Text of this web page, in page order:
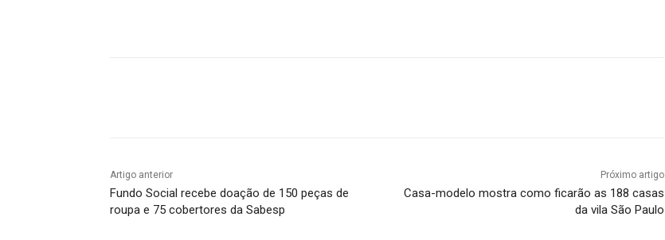
Artigo anterior
Fundo Social recebe doação de 150 peças de
roupa e 75 cobertores da Sabesp
Próximo artigo
Casa-modelo mostra como ficarão as 188 casas
da vila São Paulo